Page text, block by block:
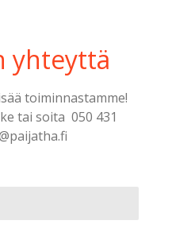
yhteyttä
toiminnastamme!
tai soita 050 431